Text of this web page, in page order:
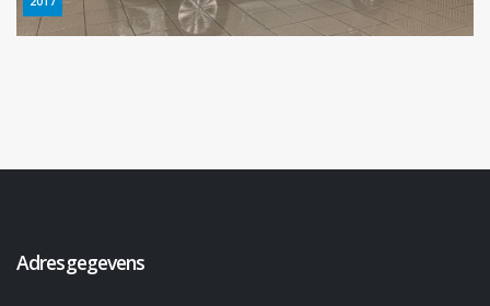
Adresgegevens